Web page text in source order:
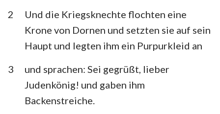
Hebräer Jakobus
1. Petrus 2. Petrus
1. Johannes 2. Johannes
3. Johannes Judas
Offenbarung
2
Und die Kriegsknechte flochten eine
Krone von Dornen und setzten sie auf sein
Haupt und legten ihm ein Purpurkleid an
3
und sprachen: Sei gegrüßt, lieber
Judenkönig! und gaben ihm
Backenstreiche.